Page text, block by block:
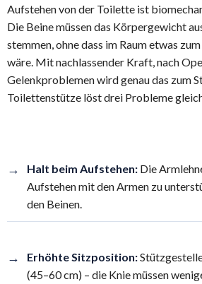
Aufstehen von der Toilette ist
Die Beine müssen das Körpergewicht
stemmen, ohne dass im Raum etwas
wäre. Mit nachlassender Kraft, nach
Gelenkproblemen wird genau das zum
Toilettenstütze löst drei Probleme
→ Halt beim Aufstehen: Die
Aufstehen mit den Armen zu
den Beinen.
→ Erhöhte Sitzposition:
(45–60 cm) – die Knie müssen